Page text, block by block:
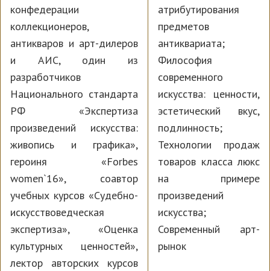
конфедерации
коллекционеров,
антикваров и арт-дилеров
и АИС, один из
разработчиков
Национального стандарта
РФ «Экспертиза
произведений искусства:
живопись и графика»,
героиня «Forbes
women`16», соавтор
учебных курсов «Судебно-
искусствоведческая
экспертиза», «Оценка
культурных ценностей»,
лектор авторских курсов
атрибутирования
предметов
антиквариата;
Философия
современного
искусства: ценности,
эстетический вкус,
подлинность;
Технологии продаж
товаров класса люкс
на примере
произведений
искусства;
Современный арт-
рынок